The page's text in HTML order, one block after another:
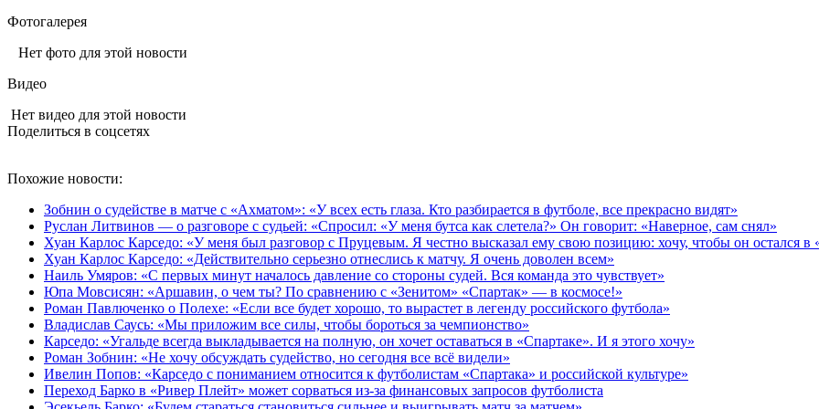
Фотогалерея
Нет фото для этой новости
Видео
Нет видео для этой новости
Поделиться в соцсетях
Похожие новости:
Зобнин о судействе в матче с «Ахматом»: «У всех есть глаза. Кто разбирается в футболе, все прекрасно видят»
Руслан Литвинов — о разговоре с судьей: «Спросил: «У меня бутса как слетела?» Он говорит: «Наверное, сам снял»
Хуан Карлос Карседо: «У меня был разговор с Пруцевым. Я честно высказал ему свою позицию: хочу, чтобы он остался в
Хуан Карлос Карседо: «Действительно серьезно отнеслись к матчу. Я очень доволен всем»
Наиль Умяров: «С первых минут началось давление со стороны судей. Вся команда это чувствует»
Юпа Мовсисян: «Аршавин, о чем ты? По сравнению с «Зенитом» «Спартак» — в космосе!»
Роман Павлюченко о Полехе: «Если все будет хорошо, то вырастет в легенду российского футбола»
Владислав Саусь: «Мы приложим все силы, чтобы бороться за чемпионство»
Карседо: «Угальде всегда выкладывается на полную, он хочет оставаться в «Спартаке». И я этого хочу»
Роман Зобнин: «Не хочу обсуждать судейство, но сегодня все всё видели»
Ивелин Попов: «Карседо с пониманием относится к футболистам «Спартака» и российской культуре»
Переход Барко в «Ривер Плейт» может сорваться из‑за финансовых запросов футболиста